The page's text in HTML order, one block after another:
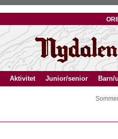
Aktivitet Junior/senior Barn/